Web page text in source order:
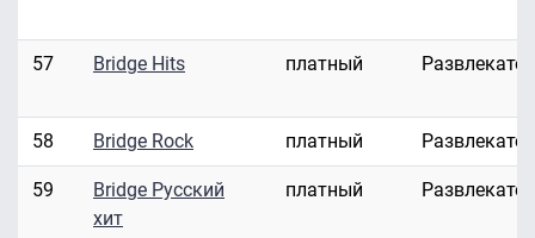
57 Bridge Hits платный
58 Bridge Rock платный
59
Bridge Русский
хит
платный